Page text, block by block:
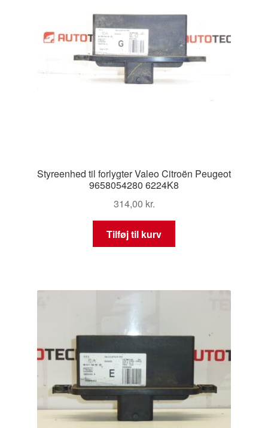
Styreenhed til forlygter Valeo Citroën Peugeot
9658054280 6224K8
314,00 kr.
Tilføj til kurv